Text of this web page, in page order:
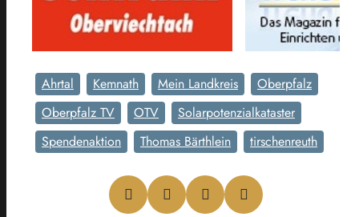
Ahrtal Kemnath Mein Landkreis
Oberpfalz
Oberpfalz TV
OTV
Solarpotenzialkataster
Spendenaktion
Thomas Bärthlein tirschenreuth